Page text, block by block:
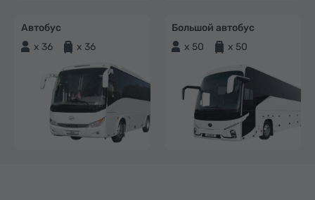
Автобус
x 36
x 36
Большой автобус
x 50
x 50